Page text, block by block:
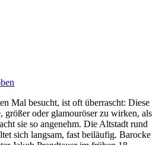
Mal besucht, ist oft überrascht: Diese
größer oder glamouröser zu wirken, als
sie so angenehm. Die Altstadt rund
sich langsam, fast beiläufig. Barocke